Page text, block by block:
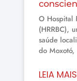
O Hospital
(HRRBC),
saúde
do
LEIA